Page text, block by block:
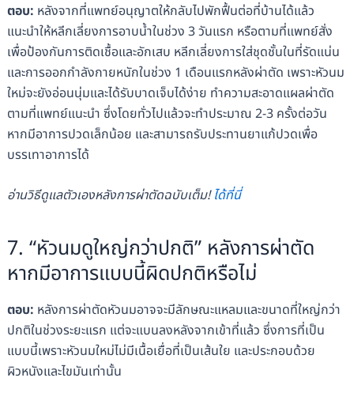
ตอบ: หลังจากที่แพทย์อนุญาตให้กลับไปพักฟื้นต่อที่บ้านได้แล้ว
แนะนำให้หลีกเลี่ยงการอาบน้ำในช่วง 3 วันแรก หรือตามที่แพทย์สั่ง
เพื่อป้องกันการติดเชื้อและอักเสบ หลีกเลี่ยงการใส่ชุดชั้นในที่รัดแน่น
และการออกกำลังกายหนักในช่วง 1 เดือนแรกหลังผ่าตัด เพราะหัวนม
ใหม่จะยังอ่อนนุ่มและได้รับบาดเจ็บได้ง่าย ทำความสะอาดแผลผ่าตัด
ตามที่แพทย์แนะนำ ซึ่งโดยทั่วไปแล้วจะทำประมาณ 2-3 ครั้งต่อวัน
หากมีอาการปวดเล็กน้อย และสามารถรับประทานยาแก้ปวดเพื่อ
บรรเทาอาการได้
อ่านวิธีดูแลตัวเองหลังการผ่าตัดฉบับเต็ม!ได้ที่นี่
7. “หัวนมดูใหญ่กว่าปกติ” หลังการผ่าตัด
หากมีอาการแบบนี้ผิดปกติหรือไม่
ตอบ: หลังการผ่าตัดหัวนมอาจจะมีลักษณะแหลมและขนาดที่ใหญ่กว่า
ปกติในช่วงระยะแรก แต่จะแบนลงหลังจากเข้าที่แล้ว ซึ่งการที่เป็น
แบบนี้เพราะหัวนมใหม่ไม่มีเนื้อเยื่อที่เป็นเส้นใย และประกอบด้วย
ผิวหนังและไขมันเท่านั้น